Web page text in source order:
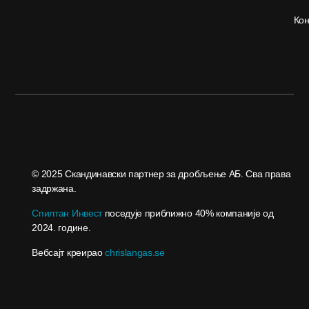
© 2025 Скандинавски партнер за дробљење АБ. Сва права
задржана.
Спилтан Инвестпоседује приближно 40% компаније од
2024. године.
Вебсајт креираоchrislangas.se